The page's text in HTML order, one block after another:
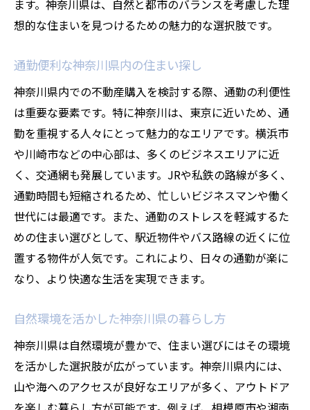
のヒント
地域ごとの特徴を活かした神奈川県の不動産選
港町横浜の不動産市場の特徴と選び方
海と山に魅力がある逗子市の不動産選び
川崎市の交通利便性を考慮した不動産選び
自然豊かな厚木市の不動産市場の魅力
神奈川県内での地域特性を活かした家選び
のヒント
神奈川県での地域特性を活かした不動産購
入成功の秘訣
神奈川県の不動産購入で知っておくべき市場ト
レンドと知識
神奈川県不動産市場での最新トレンドを抑
える
神奈川県での不動産購入に必要な最新情報
不動産選びに役立つ神奈川県の市場分析
ます。神奈川県は、自然と都市のバランスを考慮した理
想的な住まいを見つけるための魅力的な選択肢です。
通勤便利な神奈川県内の住まい探し
神奈川県内での不動産購入を検討する際、通勤の利便性
は重要な要素です。特に神奈川は、東京に近いため、通
勤を重視する人々にとって魅力的なエリアです。横浜市
や川崎市などの中心部は、多くのビジネスエリアに近
く、交通網も発展しています。JRや私鉄の路線が多く、
通勤時間も短縮されるため、忙しいビジネスマンや働く
世代には最適です。また、通勤のストレスを軽減するた
めの住まい選びとして、駅近物件やバス路線の近くに位
置する物件が人気です。これにより、日々の通勤が楽に
なり、より快適な生活を実現できます。
自然環境を活かした神奈川県の暮らし方
神奈川県は自然環境が豊かで、住まい選びにはその環境
を活かした選択肢が広がっています。神奈川県内には、
山や海へのアクセスが良好なエリアが多く、アウトドア